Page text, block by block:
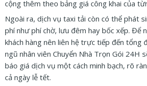
cộng thêm theo bảng giá công khai của
Ngoài ra, dịch vụ taxi tải còn có thể phát
phí như phí chờ, lưu đêm hay bốc xếp. Để
khách hàng nên liên hệ trực tiếp đến tổng
ngũ nhân viên Chuyển Nhà Trọn Gói 24H
báo giá dịch vụ một cách minh bạch, rõ
cả ngày lễ tết.